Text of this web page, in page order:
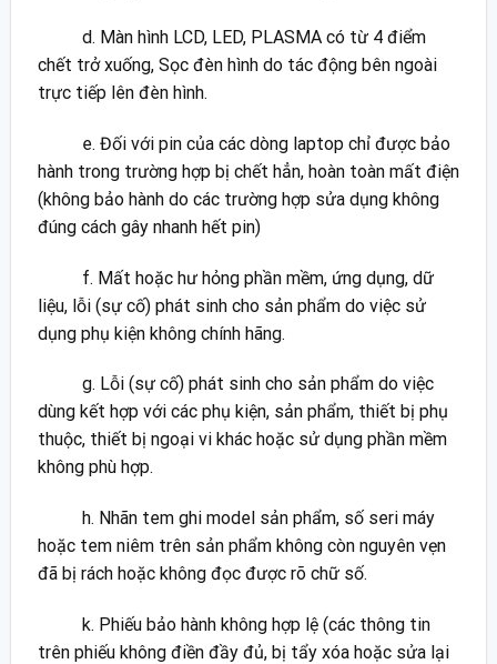
d. Màn hình LCD, LED, PLASMA có từ 4 điểm
chết trở xuống, Sọc đèn hình do tác động bên ngoài
trực tiếp lên đèn hình.
e. Đối với pin của các dòng laptop chỉ được bảo
hành trong trường hợp bị chết hẳn, hoàn toàn mất điện
(không bảo hành do các trường hợp sửa dụng không
đúng cách gây nhanh hết pin)
f. Mất hoặc hư hỏng phần mềm, ứng dụng, dữ
liệu, lỗi (sự cố) phát sinh cho sản phẩm do việc sử
dụng phụ kiện không chính hãng.
g. Lỗi (sự cố) phát sinh cho sản phẩm do việc
dùng kết hợp với các phụ kiện, sản phẩm, thiết bị phụ
thuộc, thiết bị ngoại vi khác hoặc sử dụng phần mềm
không phù hợp.
h. Nhãn tem ghi model sản phẩm, số seri máy
hoặc tem niêm trên sản phẩm không còn nguyên vẹn
đã bị rách hoặc không đọc được rõ chữ số.
k. Phiếu bảo hành không hợp lệ (các thông tin
trên phiếu không điền đầy đủ, bị tẩy xóa hoặc sửa lại